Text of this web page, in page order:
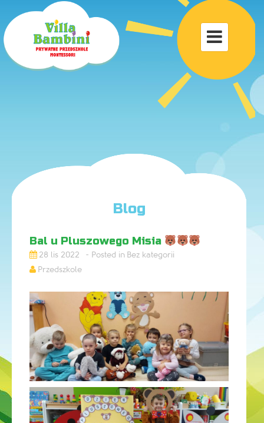
Toggle

Blog
Bal u Pluszowego Misia
28 lis 2022
Bez kategorii
Przedszkole